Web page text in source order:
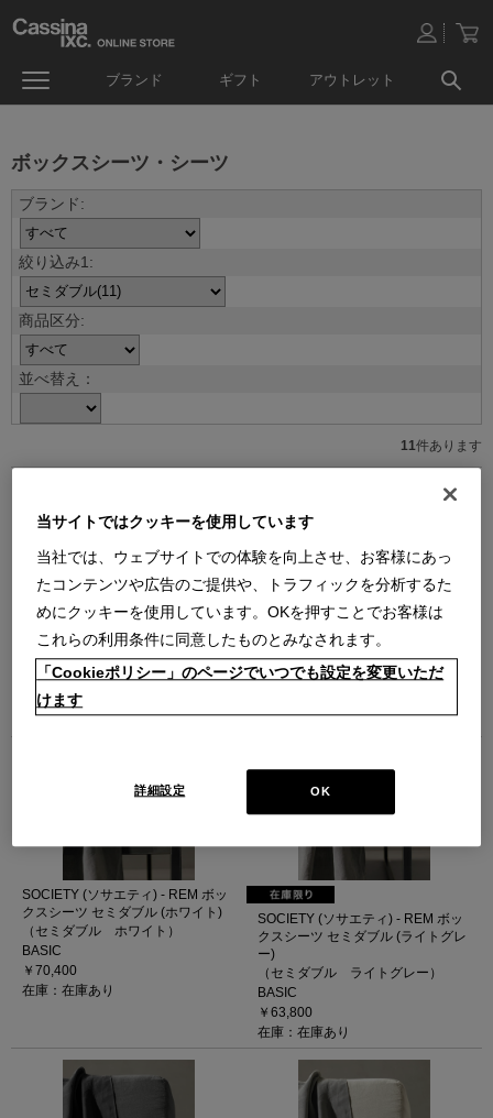
ブランド ギフト アウトレット
ボックスシーツ・シーツ
並べ替え：
11件あります
IXC (イクスシー) - ボックスシーツ
セミダブル（ホワイト）
（セミダブル ホワイト）
SD/WH (Ver.2017)
￥30,800
在庫：在庫あり
IXC (イクスシー) - ボックスシーツ
セミダブル（ブルーグレー）
（セミダブル ブルーグレー）
SD/BGY (Ver.2017)
在庫：在庫あり
SOCIETY (ソサエティ) - REM ボッ
クスシーツ セミダブル (ホワイト)
（セミダブル ホワイト）
BASIC
￥70,400
在庫：在庫あり
SOCIETY (ソサエティ) - REM ボッ
クスシーツ セミダブル (ライトグレ
ー)
（セミダブル ライトグレー）
BASIC
￥63,800
在庫：在庫あり
当サイトではクッキーを使用しています
当社では、ウェブサイトでの体験を向上させ、お客様にあっ
たコンテンツや広告のご提供や、トラフィックを分析するた
めにクッキーを使用しています。OKを押すことでお客様は
これらの利用条件に同意したものとみなされます。
「Cookieポリシー」のページでいつでも設定を変更いただ
けます
OK
詳細設定